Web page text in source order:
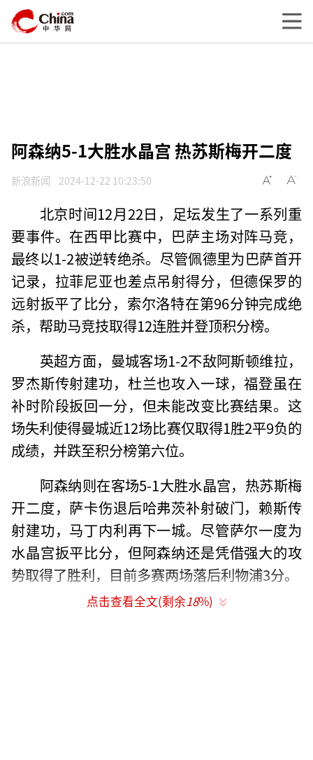
阿森纳5-1大胜水晶宫 热苏斯梅开二度
新浪新闻 2024-12-22 10:23:50
北京时间12月22日，足坛发生了一系列重
要事件。在西甲比赛中，巴萨主场对阵马竞，
最终以1-2被逆转绝杀。尽管佩德里为巴萨首开
记录，拉菲尼亚也差点吊射得分，但德保罗的
远射扳平了比分，索尔洛特在第96分钟完成绝
杀，帮助马竞技取得12连胜并登顶积分榜。
英超方面，曼城客场1-2不敌阿斯顿维拉，
罗杰斯传射建功，杜兰也攻入一球，福登虽在
补时阶段扳回一分，但未能改变比赛结果。这
场失利使得曼城近12场比赛仅取得1胜2平9负的
成绩，并跌至积分榜第六位。
阿森纳则在客场5-1大胜水晶宫，热苏斯梅
开二度，萨卡伤退后哈弗茨补射破门，赖斯传
射建功，马丁内利再下一城。尽管萨尔一度为
水晶宫扳平比分，但阿森纳还是凭借强大的攻
势取得了胜利，目前多赛两场落后利物浦3分。
德甲赛场，勒沃库森主场5-1大胜弗赖堡，
点击查看全文(剩余18%)